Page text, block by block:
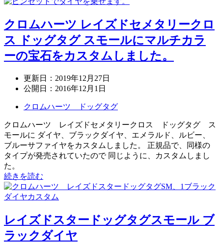
クロムハーツ レイズドセメタリークロ
ス ドッグタグ スモールにマルチカラ
ーの宝石をカスタムしました。
更新日： 2019年12月27日
公開日： 2016年12月1日
クロムハーツ ドッグタグ
クロムハーツ レイズドセメタリークロス ドッグタグ ス
モールに ダイヤ、ブラックダイヤ、エメラルド、ルビー、
ブルーサファイヤをカスタムしました。 正規品で、同様の
タイプが発売されていたので 同じように、カスタムしまし
た。
続きを読む
レイズドスタードッグタグスモール ブ
ラックダイヤ